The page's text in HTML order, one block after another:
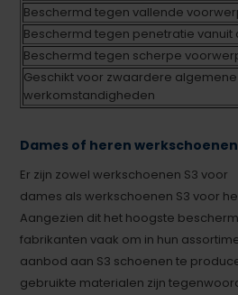
Beschermd tegen vallende
Beschermd tegen penetratie vanuit
Beschermd tegen scherpe
Geschikt voor zwaardere algemene
werkomstandigheden
Dames of heren werkschoenen
Er zijn zowel werkschoenen S3 voor
dames als werkschoenen S3 voor
Aangezien dit het hoogste
fabrikanten vaak om in hun
aanbod aan S3 schoenen te
gebruikte materialen zijn